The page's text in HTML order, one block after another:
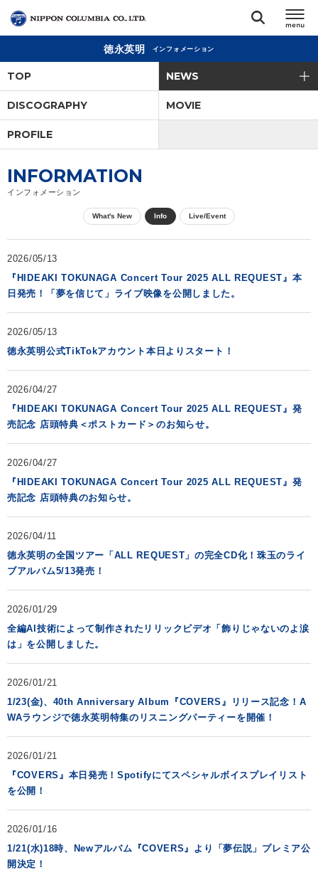
閉じる
アーティスト
ジャンル
会社情報
サイトマップ
閉じる
徳永英明 インフォメーション
TOP NEWS
DISCOGRAPHY MOVIE
PROFILE
INFORMATION
インフォメーション
What's New Info Live/Event
2026/05/13
『HIDEAKI TOKUNAGA Concert Tour 2025 ALL REQUEST』本
日発売！「夢を信じて」ライブ映像を公開しました。
2026/05/13
徳永英明公式TikTokアカウント本日よりスタート！
2026/04/27
『HIDEAKI TOKUNAGA Concert Tour 2025 ALL REQUEST』発
売記念 店頭特典＜ポストカード＞のお知らせ。
2026/04/27
『HIDEAKI TOKUNAGA Concert Tour 2025 ALL REQUEST』発
売記念 店頭特典のお知らせ。
2026/04/11
徳永英明の全国ツアー「ALL REQUEST」の完全CD化！珠玉のライ
ブアルバム5/13発売！
2026/01/29
全編AI技術によって制作されたリリックビデオ「飾りじゃないのよ涙
は」を公開しました。
2026/01/21
1/23(金)、40th Anniversary Album『COVERS』リリース記念！A
WAラウンジで徳永英明特集のリスニングパーティーを開催！
2026/01/21
『COVERS』本日発売！Spotifyにてスペシャルボイスプレイリスト
を公開！
2026/01/16
1/21(水)18時、Newアルバム『COVERS』より「夢伝説」プレミア公
開決定！